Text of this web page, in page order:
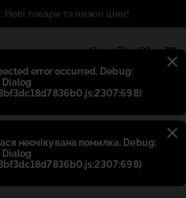
error occurred. Debug:
Dialog
неочікувана помилка. Debug:
Dialog
товари та нижчі ціни!